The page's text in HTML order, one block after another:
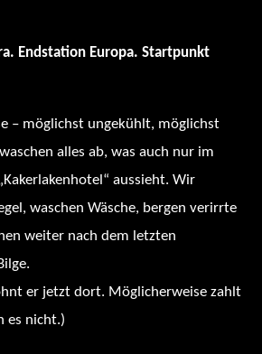
Endstation Europa. Startpunkt
– möglichst ungekühlt, möglichst
alles ab, was auch nur im
aussieht. Wir
waschen Wäsche, bergen verirrte
weiter nach dem letzten
er jetzt dort. Möglicherweise zahlt
es nicht.)